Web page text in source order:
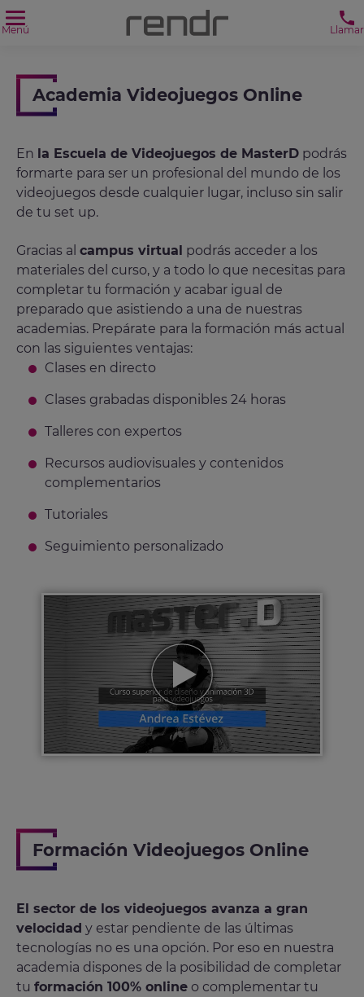
Menú Llamar
Academia Videojuegos Online
En la Escuela de Videojuegos de MasterD podrás
formarte para ser un profesional del mundo de los
videojuegos desde cualquier lugar, incluso sin salir
de tu set up.
Gracias al campus virtual podrás acceder a los
materiales del curso, y a todo lo que necesitas para
completar tu formación y acabar igual de
preparado que asistiendo a una de nuestras
academias. Prepárate para la formación más actual
con las siguientes ventajas:
Clases en directo
Clases grabadas disponibles 24 horas
Talleres con expertos
Recursos audiovisuales y contenidos
complementarios
Tutoriales
Seguimiento personalizado
Formación Videojuegos Online
El sector de los videojuegos avanza a gran
velocidad y estar pendiente de las últimas
tecnologías no es una opción. Por eso en nuestra
academia dispones de la posibilidad de completar
tu formación 100% online o complementar tu